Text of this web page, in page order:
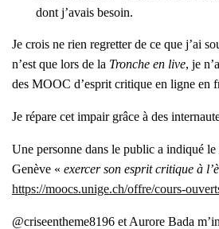
dont j’a­vais besoin.
Je crois ne rien regret­ter de ce que j’ai
n’est que lors de la Tronche en live, je
des MOOC d’es­prit cri­tique en ligne en
Je répare cet impair grâce à des
Une per­sonne dans le public a indi­qué le
Genève « exer­cer son esprit cri­tique à
https://moocs.unige.ch/offre/cours-
@criseentheme8196 et Aurore Bada